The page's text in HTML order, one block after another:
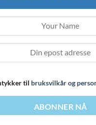
til bruksvilkår og
ABONNER NÅ